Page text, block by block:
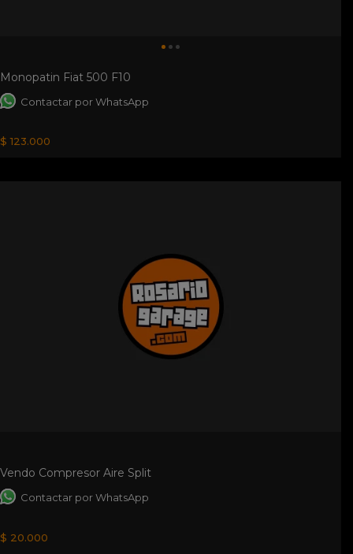
Monopatin Fiat 500 F10
Contactar por WhatsApp
$ 123.000
Vendo Compresor Aire Split
Contactar por WhatsApp
$ 20.000